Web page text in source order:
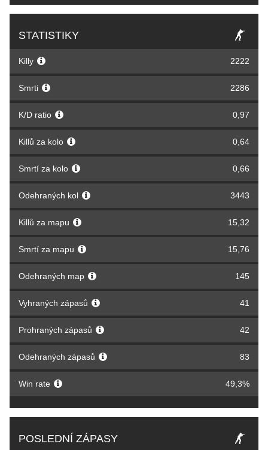
STATISTIKY
Killy 2222
Smrti 2286
K/D ratio 0,97
Killů za kolo 0,64
Smrtí za kolo 0,66
Odehraných kol 3443
Killů za mapu 15,32
Smrtí za mapu 15,76
Odehraných map 145
Vyhraných zápasů 41
Prohraných zápasů 42
Odehraných zápasů 83
Win rate 49,3%
POSLEDNÍ ZÁPASY